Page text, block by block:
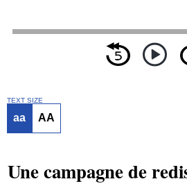
TEXT SIZE
aa AA
Une campagne de